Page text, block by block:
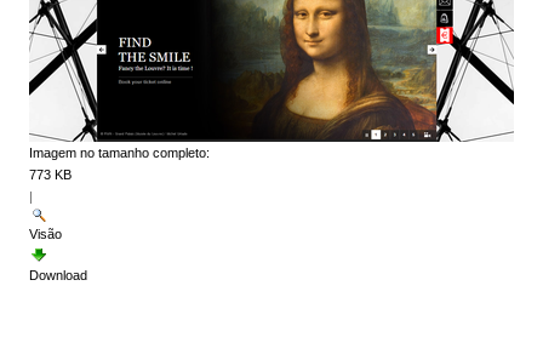
Imagem no tamanho completo:
773 KB
|
Visão
Download